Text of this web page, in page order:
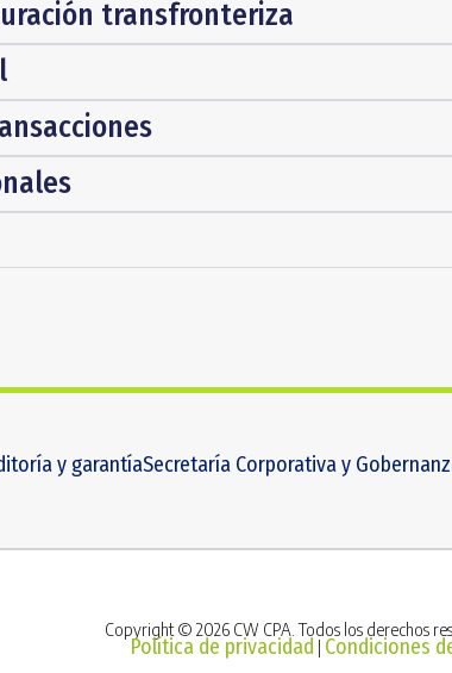
transfronteriza
y garantíaSecretaría Corporativa y
Copyright © 2026 CW CPA. Todos los derechos
Política de privacidad Condiciones